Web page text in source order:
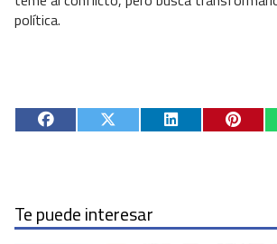
política.
Te puede interesar